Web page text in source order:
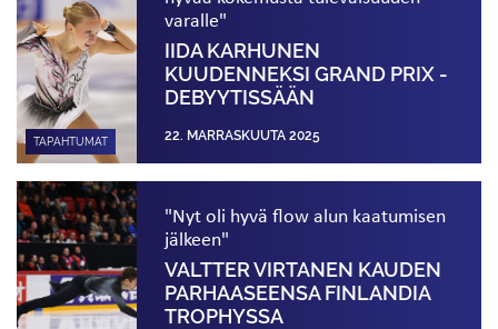
TAPAHTUMAT
varalle"
IIDA KARHUNEN
KUUDENNEKSI GRAND PRIX -
DEBYYTISSÄÄN
22. MARRASKUUTA 2025
"Nyt oli hyvä flow alun kaatumisen
jälkeen"
VALTTER VIRTANEN KAUDEN
PARHAASEENSA FINLANDIA
TROPHYSSA